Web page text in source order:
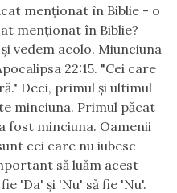
cat menţionat în Biblie - o
menţionat în Biblie?
şi vedem acolo. Miunciuna
22:15. "Cei care
ă." Deci, primul şi ultimul
minciuna. Primul păcat
a fost minciuna. Oamenii
cei care nu iubesc
să luăm acest
fie 'Da' şi 'Nu' să fie 'Nu'.